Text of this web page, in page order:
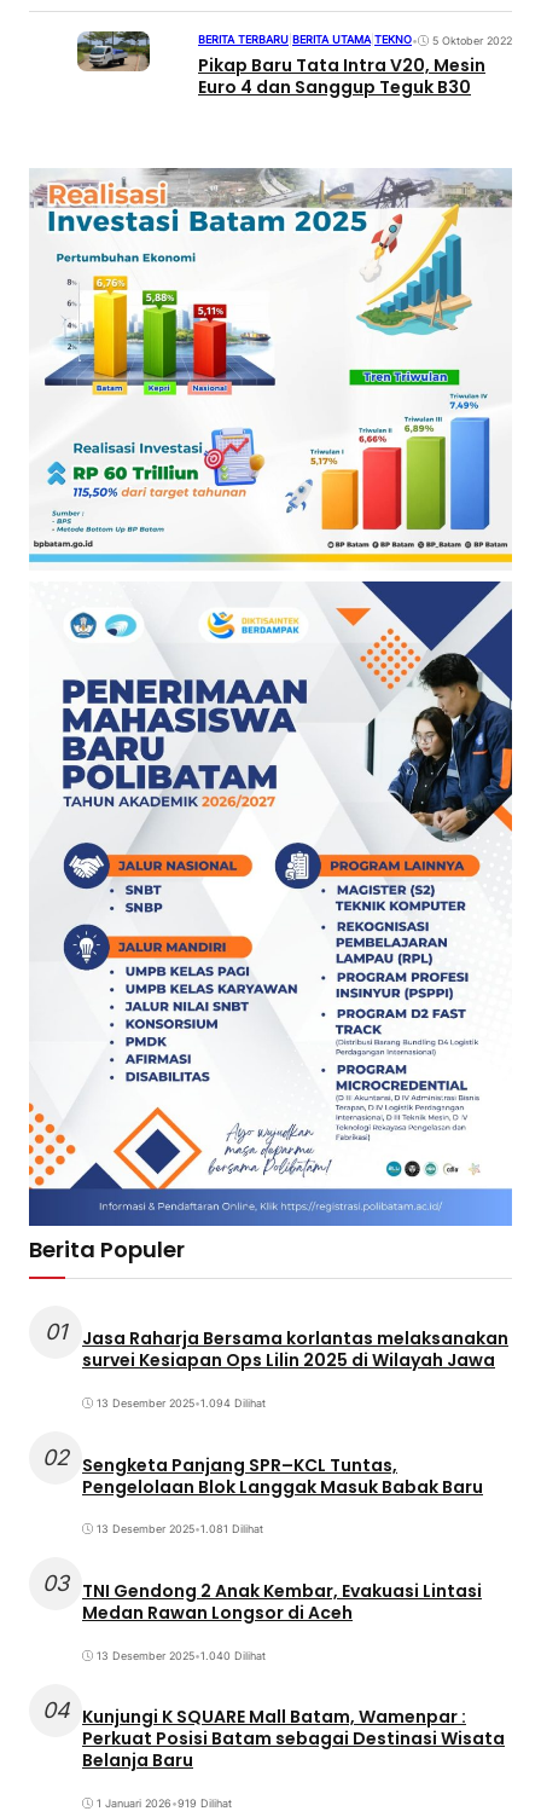
BERITA TERBARU BERITA UTAMA TEKNO• 5 Oktober 2022
Pikap Baru Tata Intra V20, Mesin
Euro 4 dan Sanggup Teguk B30
Berita Populer
01
Jasa Raharja Bersama korlantas melaksanakan
survei Kesiapan Ops Lilin 2025 di Wilayah Jawa
13 Desember 2025•1.094 Dilihat
02 Sengketa Panjang SPR–KCL Tuntas,
Pengelolaan Blok Langgak Masuk Babak Baru
13 Desember 2025•1.081 Dilihat
03 TNI Gendong 2 Anak Kembar, Evakuasi Lintasi
Medan Rawan Longsor di Aceh
13 Desember 2025•1.040 Dilihat
04 Kunjungi K SQUARE Mall Batam, Wamenpar :
Perkuat Posisi Batam sebagai Destinasi Wisata
Belanja Baru
1 Januari 2026•919 Dilihat